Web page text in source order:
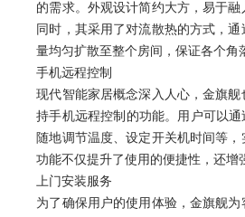
的需求。外观设计简约大方，易于融
同时，其采用了对流散热的方式，
量均匀扩散至整个房间，保证各个角
手机远程控制
现代智能家居概念深入人心，金旗
持手机远程控制的功能。用户可以
随地调节温度、设定开关机时间等
功能不仅提升了使用的便捷性，还增
上门安装服务
为了确保用户的使用体验，金旗舰